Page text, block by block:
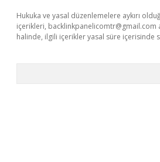
Hukuka ve yasal düzenlemelere aykırı
içerikleri, backlinkpanelicomtr@gmail.com
halinde, ilgili içerikler yasal süre içerisinde